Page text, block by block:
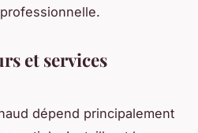
et services
dépend principalement